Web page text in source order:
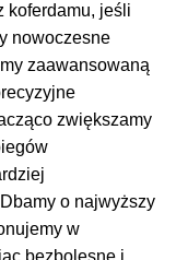
koferdamu, jeśli
nowoczesne
zaawansowaną
zwiększamy
Dbamy o najwyższy
w